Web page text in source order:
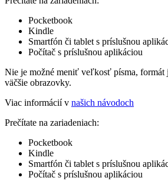
Pocketbook
Kindle
Smartfón či tablet s príslušnou
Počítač s príslušnou aplikáciou
Nie je možné meniť veľkosť písma, formát
väčšie obrazovky.
Viac informácií v našich návodoch
Prečítate na zariadeniach:
Pocketbook
Kindle
Smartfón či tablet s príslušnou
Počítač s príslušnou aplikáciou